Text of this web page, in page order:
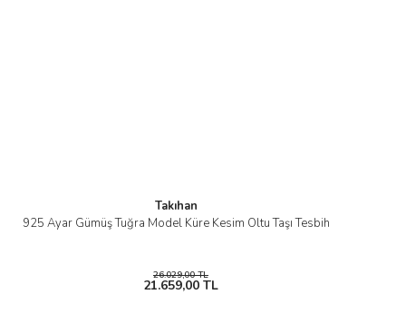
Takıhan
925 Ayar Gümüş Tuğra Model Küre Kesim Oltu Taşı Tesbih
26.029,00 TL
21.659,00 TL